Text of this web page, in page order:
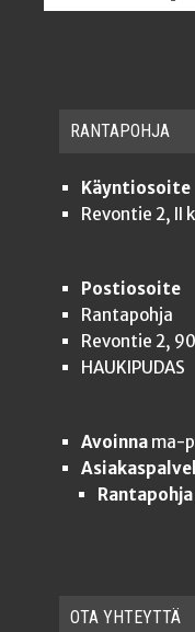
RAN­TA­POH­JA
Käyntiosoite
Revontie 2, II
Postiosoite
Rantapohja
Revontie 2,
HAUKIPUDAS
Avoinnama-
OTA YHTEYT­TÄ